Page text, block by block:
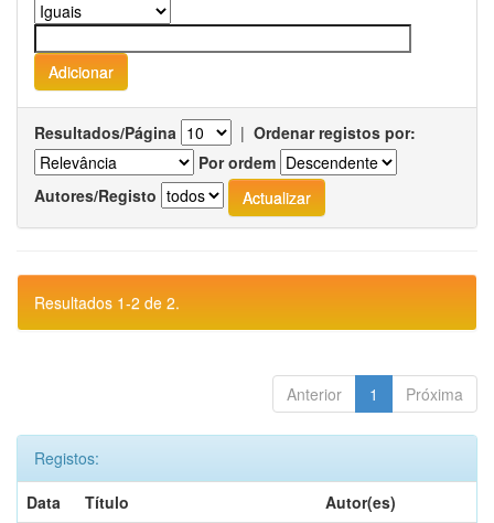
Resultados/Página | Ordenar registos por:
Por ordem
Autores/Registo
Resultados 1-2 de 2.
Anterior 1 Próxima
Registos:
Data
Título Autor(es)